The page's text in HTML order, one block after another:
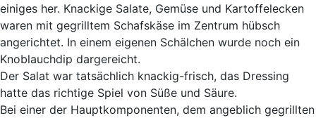
einiges her. Knackige Salate, Gemüse und Kartoffelecken
waren mit gegrilltem Schafskäse im Zentrum hübsch
angerichtet. In einem eigenen Schälchen wurde noch ein
Knoblauchdip dargereicht.
Der Salat war tatsächlich knackig-frisch, das Dressing
hatte das richtige Spiel von Süße und Säure.
Bei einer der Hauptkomponenten, dem angeblich gegrillten